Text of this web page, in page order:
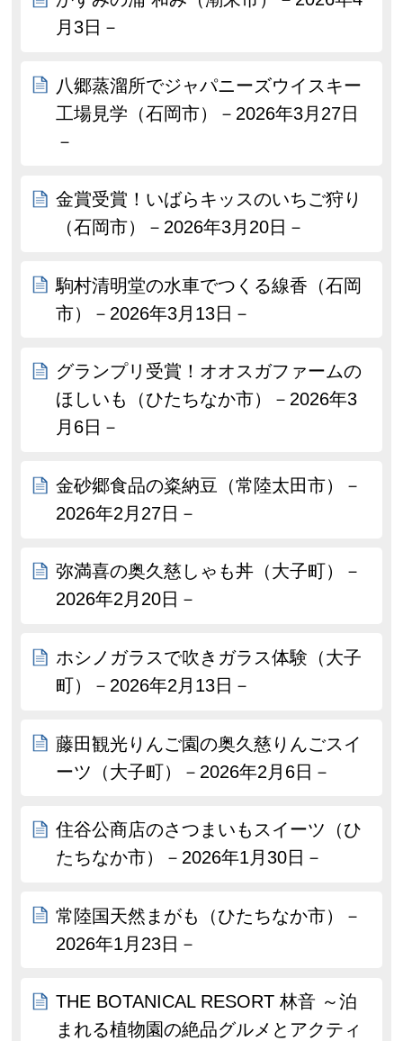
月3日－
八郷蒸溜所でジャパニーズウイスキー
工場見学（石岡市）－2026年3月27日
－
金賞受賞！いばらキッスのいちご狩り
（石岡市）－2026年3月20日－
駒村清明堂の水車でつくる線香（石岡
市）－2026年3月13日－
グランプリ受賞！オオスガファームの
ほしいも（ひたちなか市）－2026年3
月6日－
金砂郷食品の粢納豆（常陸太田市）－
2026年2月27日－
弥満喜の奥久慈しゃも丼（大子町）－
2026年2月20日－
ホシノガラスで吹きガラス体験（大子
町）－2026年2月13日－
藤田観光りんご園の奥久慈りんごスイ
ーツ（大子町）－2026年2月6日－
住谷公商店のさつまいもスイーツ（ひ
たちなか市）－2026年1月30日－
常陸国天然まがも（ひたちなか市）－
2026年1月23日－
THE BOTANICAL RESORT 林音 ～泊
まれる植物園の絶品グルメとアクティ